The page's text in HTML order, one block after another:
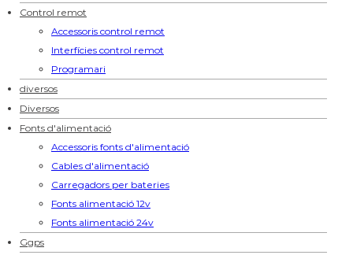
Control remot
Accessoris control remot
Interfícies control remot
Programari
diversos
Diversos
Fonts d'alimentació
Accessoris fonts d'alimentació
Cables d'alimentació
Carregadors per bateries
Fonts alimentació 12v
Fonts alimentació 24v
Ggps